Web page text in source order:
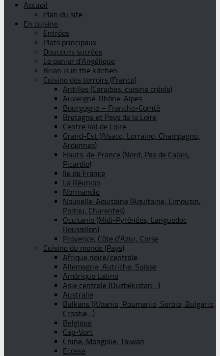
Accueil
Plan du site
En cuisine
Entrées
Plats principaux
Douceurs sucrées
Le panier d’Angélique
Brian is in the kitchen
Cuisine des terroirs (France)
Antilles (Caraïbes, cuisine créole)
Auvergne-Rhône-Alpes
Bourgogne – Franche-Comté
Bretagne et Pays de la Loire
Centre Val de Loire
Grand-Est (Alsace, Lorraine, Champagne,
Ardennes)
Hauts-de-France (Nord, Pas de Calais,
Picardie)
Ile de France
La Réunion
Normandie
Nouvelle-Aquitaine (Aquitaine, Limousin,
Poitou, Charentes)
Occitanie (Midi-Pyrénées, Languedoc
Roussillon)
Provence, Côte d’Azur, Corse
Cuisine du monde (Pays)
Afrique noire/centrale
Allemagne, Autriche, Suisse
Amérique Latine
Asie centrale (Ouzbékistan…)
Australie
Balkans (Albanie, Roumanie, Serbie, Bulgarie,
Croatie…)
Belgique
Cap-Vert
Chine, Mongolie, Taïwan
Ecosse